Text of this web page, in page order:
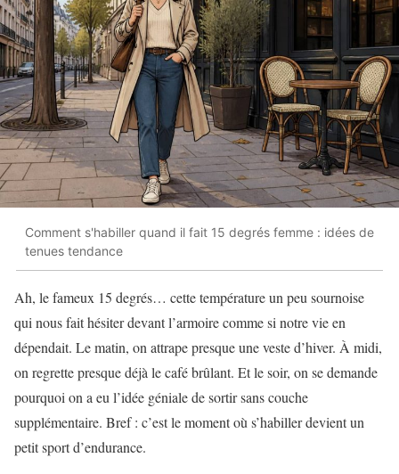
Comment s'habiller quand il fait 15 degrés femme : idées de
tenues tendance
Ah, le fameux 15 degrés… cette température un peu sournoise
qui nous fait hésiter devant l’armoire comme si notre vie en
dépendait. Le matin, on attrape presque une veste d’hiver. À midi,
on regrette presque déjà le café brûlant. Et le soir, on se demande
pourquoi on a eu l’idée géniale de sortir sans couche
supplémentaire. Bref : c’est le moment où s’habiller devient un
petit sport d’endurance.